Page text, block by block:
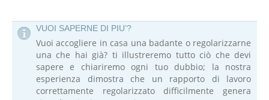
VUOI SAPERNE DI PIU’?
Vuoi accogliere in casa una badante o regolarizzarne
una che hai già? ti illustreremo tutto ciò che devi
sapere e chiariremo ogni tuo dubbio; la nostra
esperienza dimostra che un rapporto di lavoro
correttamente regolarizzato difficilmente genera